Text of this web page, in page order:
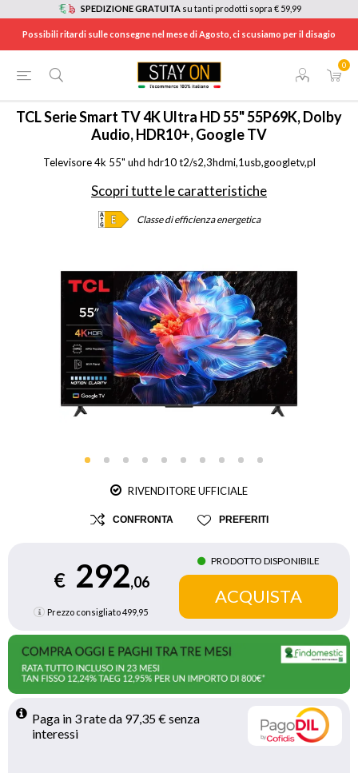
SPEDIZIONE GRATUITA su tanti prodotti sopra € 59,99
Possibili ritardi sulle consegne nel mese di Agosto, ci scusiamo per il disagio
0
HOME TV E HOME CINEMA / TV / TV 4K ULTRA HD 55P69K
TCLSerie Smart TV 4K Ultra HD 55" 55P69K, Dolby
Audio, HDR10+, Google TV
Televisore 4k 55" uhd hdr10 t2/s2,3hdmi,1usb,googletv,pl
Scopri tutte le caratteristiche
Classe di efficienza energetica
RIVENDITORE UFFICIALE
CONFRONTA PREFERITI
€ 292,06
Prezzo consigliato499,95
PRODOTTO DISPONIBILE
Paga in 3 rate da 97,35 € senza
interessi